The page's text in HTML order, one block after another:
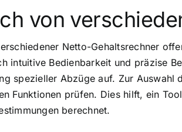
von
Netto-Gehaltsrechner
intuitive Bedienbarkeit und präzise
spezieller Abzüge auf. Zur
Funktionen prüfen. Dies hilft, ein
berechnet.